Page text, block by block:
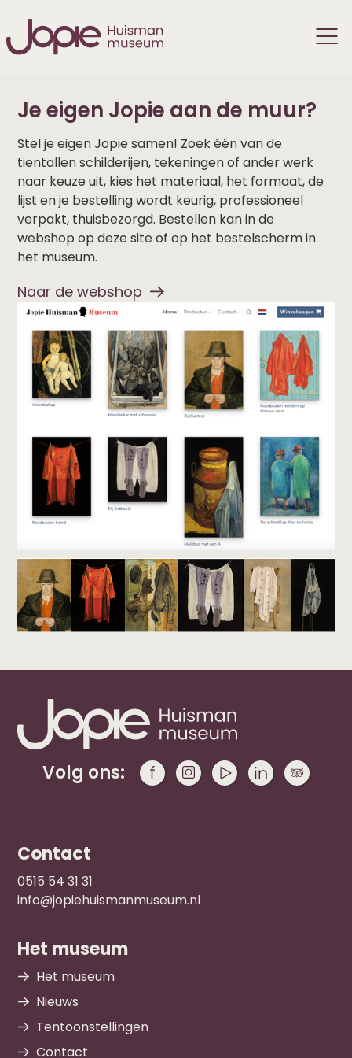
Je eigen Jopie aan de muur?
Stel je eigen Jopie samen! Zoek één van de
tientallen schilderijen, tekeningen of ander werk
naar keuze uit, kies het materiaal, het formaat, de
lijst en je bestelling wordt keurig, professioneel
verpakt, thuisbezorgd. Bestellen kan in de
webshop op deze site of op het bestelscherm in
het museum.
Naar de webshop
Volg ons:
Contact
0515 54 31 31
info@jopiehuismanmuseum.nl
Het museum
Het museum
Nieuws
Tentoonstellingen
Contact